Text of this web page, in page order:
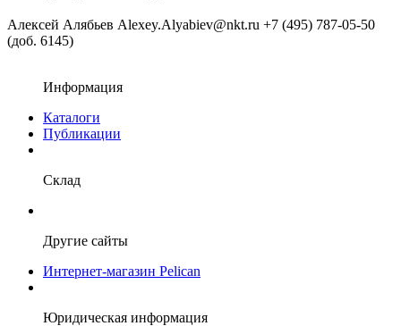
Алексей Алябьев Alexey.Alyabiev@nkt.ru +7 (495) 787-05-50
(доб. 6145)
Информация
Каталоги
Публикации
Склад
Другие сайты
Интернет-магазин Pelican
Юридическая информация